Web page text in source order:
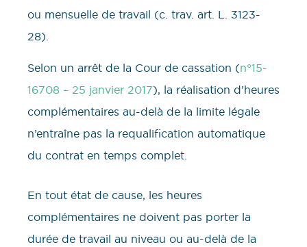
ou mensuelle de travail (c. trav. art. L. 3123-
28).
Selon un arrêt de la Cour de cassation (n°15-
16708 – 25 janvier 2017), la réalisation d’heures
complémentaires au-delà de la limite légale
n’entraîne pas la requalification automatique
du contrat en temps complet.
En tout état de cause, les heures
complémentaires ne doivent pas porter la
durée de travail au niveau ou au-delà de la